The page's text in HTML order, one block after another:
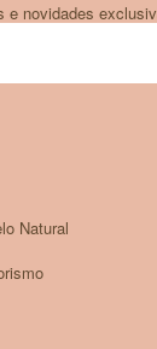
e novidades
Natural